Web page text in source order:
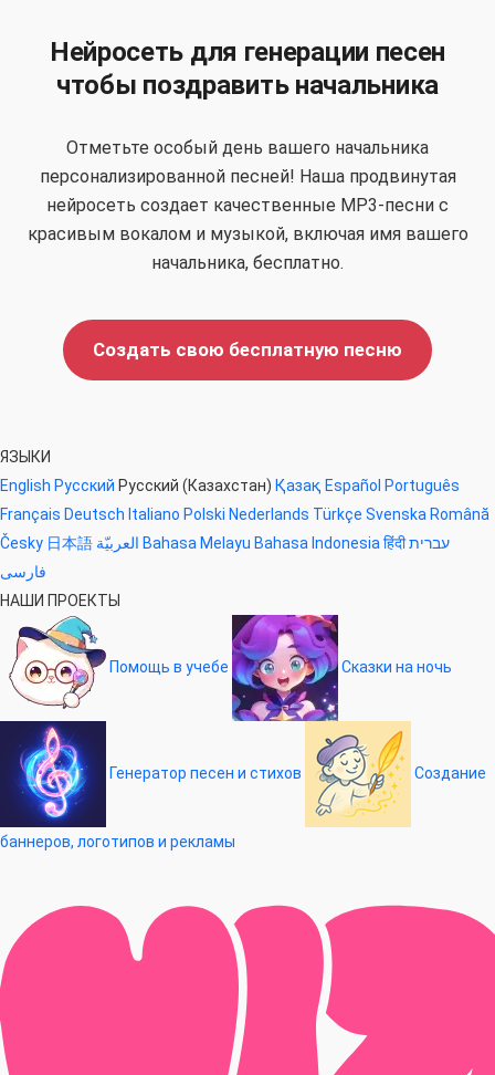
Нейросеть для генерации песен
чтобы поздравить начальника
Отметьте особый день вашего начальника
персонализированной песней! Наша продвинутая
нейросеть создает качественные MP3-песни с
красивым вокалом и музыкой, включая имя вашего
начальника, бесплатно.
Создать свою бесплатную песню
ЯЗЫКИ
English Русский Русский (Казахстан) Қазақ Español Português
Français Deutsch Italiano Polski Nederlands Türkçe Svenska Română
Česky 日本語 Bahasa Melayu Bahasa Indonesia हिंदीעברית
فارسی
НАШИ ПРОЕКТЫ
Помощь в учебе Сказки на ночь
Генератор песен и стихов Создание
баннеров, логотипов и рекламы